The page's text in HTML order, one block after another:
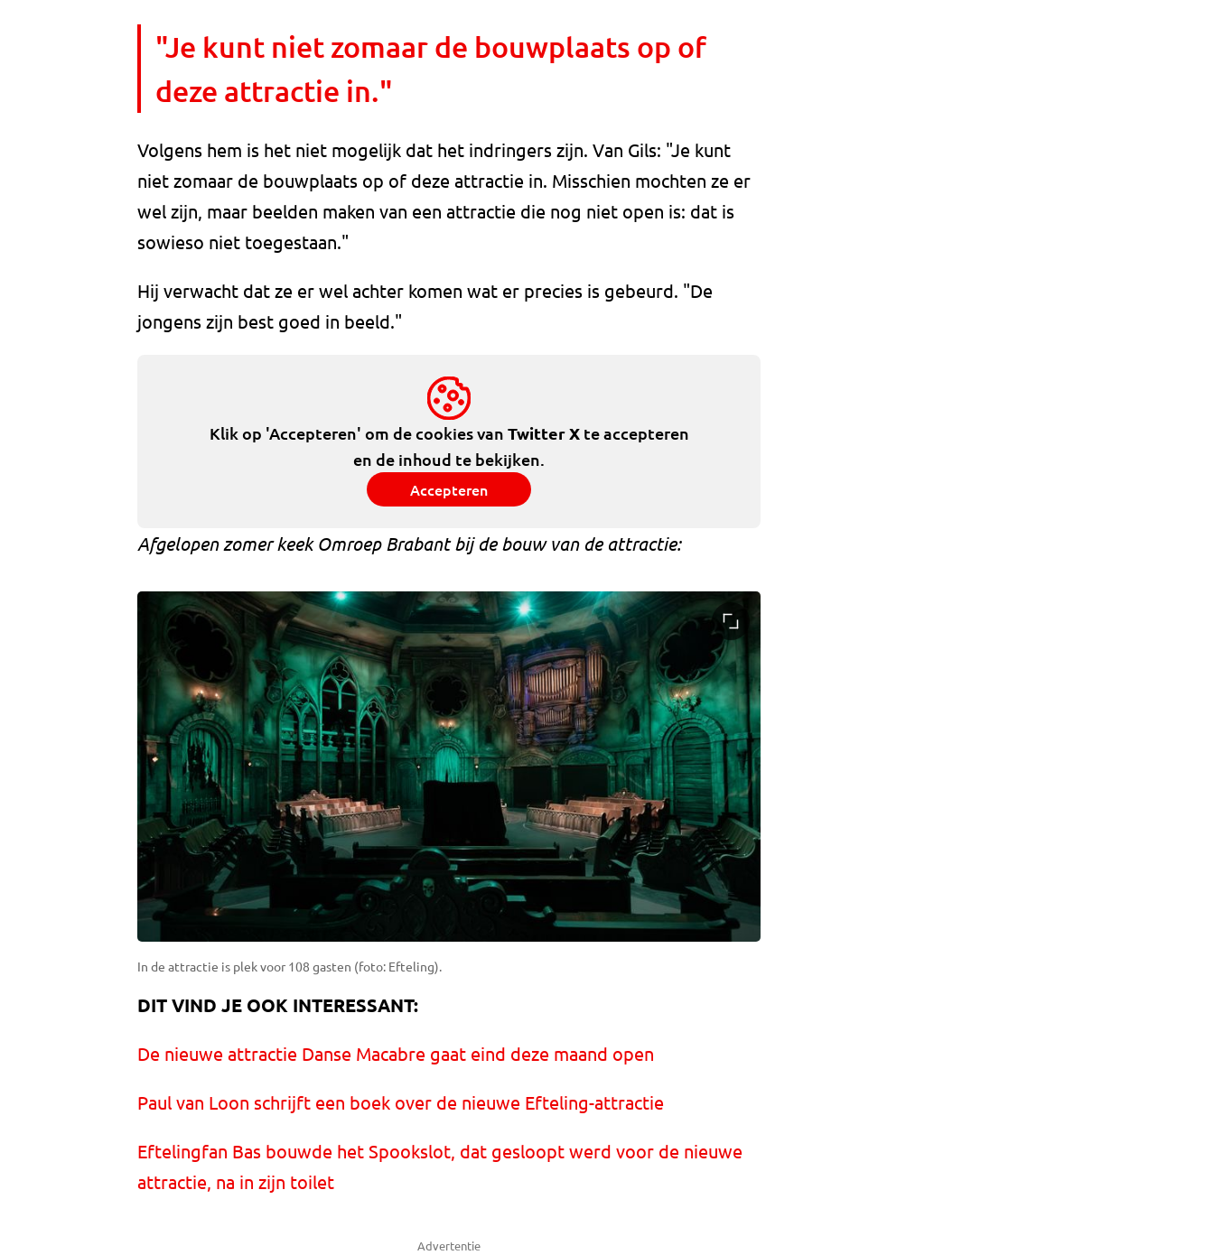
"Je kunt niet zomaar de bouwplaats op of
deze attractie in."
Volgens hem is het niet mogelijk dat het indringers zijn. Van Gils: "Je kunt
niet zomaar de bouwplaats op of deze attractie in. Misschien mochten ze er
wel zijn, maar beelden maken van een attractie die nog niet open is: dat is
sowieso niet toegestaan."
Hij verwacht dat ze er wel achter komen wat er precies is gebeurd. "De
jongens zijn best goed in beeld."
Klik op 'Accepteren' om de cookies van Twitter Xte accepteren
en de inhoud te bekijken.
Accepteren
Afgelopen zomer keek Omroep Brabant bij de bouw van de attractie:
In de attractie is plek voor 108 gasten (foto: Efteling).
DIT VIND JE OOK INTERESSANT:
De nieuwe attractie Danse Macabre gaat eind deze maand open
Paul van Loon schrijft een boek over de nieuwe Efteling-attractie
Eftelingfan Bas bouwde het Spookslot, dat gesloopt werd voor de nieuwe
attractie, na in zijn toilet
Advertentie